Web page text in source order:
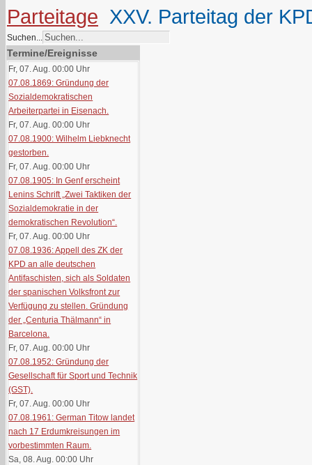
Parteitage XXV. Parteitag der
Suchen...
Termine/Ereignisse
Fr, 07. Aug. 00:00 Uhr
07.08.1869: Gründung der
Sozialdemokratischen
Arbeiterpartei in Eisenach.
Fr, 07. Aug. 00:00 Uhr
07.08.1900: Wilhelm Liebknecht
gestorben.
Fr, 07. Aug. 00:00 Uhr
07.08.1905: In Genf erscheint
Lenins Schrift „Zwei Taktiken der
Sozialdemokratie in der
demokratischen Revolution“.
Fr, 07. Aug. 00:00 Uhr
07.08.1936: Appell des ZK der
KPD an alle deutschen
Antifaschisten, sich als Soldaten
der spanischen Volksfront zur
Verfügung zu stellen. Gründung
der „Centuria Thälmann“ in
Barcelona.
Fr, 07. Aug. 00:00 Uhr
07.08.1952: Gründung der
Gesellschaft für Sport und Technik
(GST).
Fr, 07. Aug. 00:00 Uhr
07.08.1961: German Titow landet
nach 17 Erdumkreisungen im
vorbestimmten Raum.
Sa, 08. Aug. 00:00 Uhr